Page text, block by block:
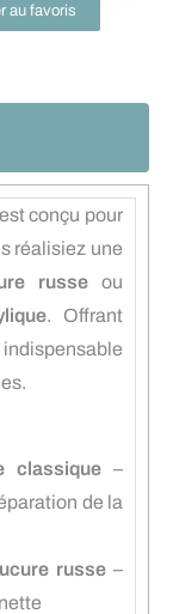
au favoris
est conçu pour
réalisiez une
russeou
. Offrant
classique–
de la
russe–